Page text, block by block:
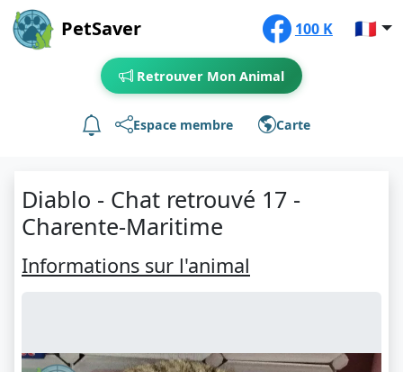
PetSaver 100 K 🇫🇷
Retrouver Mon Animal
Espace membre Carte
Diablo - Chat retrouvé 17 -
Charente-Maritime
Informations sur l'animal